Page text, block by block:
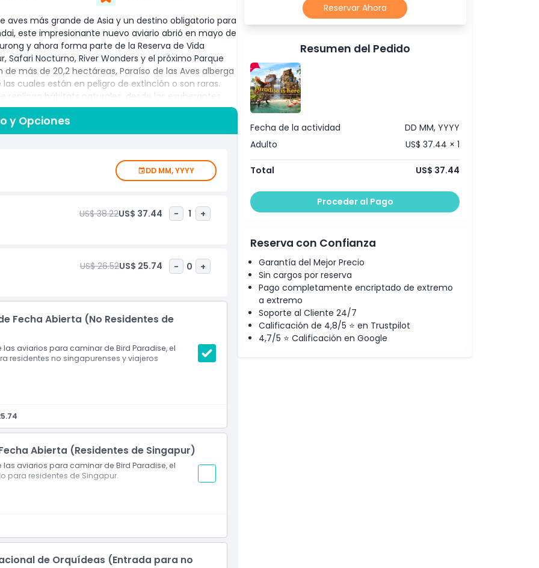
aves más grande de Asia y un destino obligatorio para
este impresionante nuevo aviario abrió en mayo de
y ahora forma parte de la Reserva de Vida
Safari Nocturno, River Wonders y el próximo Parque
más de 20,2 hectáreas, Paraíso de las Aves alberga
cuales están en peligro de extinción o son raras.
hábitats naturales, desde las exuberantes
de agua dulce, y observa a las aves en sus
inolvidables mientras bandadas vibrantes vuelan
de las vistas panorámicas a través de senderos
"Reyes del Cielo" a las 10 AM y 4 PM en la Arena
en el Anfiteatro de Aves. Visita lugares icónicos como
y patos durante sus horas más activas. Reserva
línea y disfruta encuentros cercanos con aves
y Opciones
DD MM, YYYY
US$ 38.22US$ 37.44 - 1 +
US$ 26.52US$ 25.74 - 0 +
Fecha Abierta (No Residentes de
aviarios para caminar de Bird Paradise, el
residentes no singapurenses y viajeros
Abierta (Residentes de Singapur)
aviarios para caminar de Bird Paradise, el
para residentes de Singapur.
de Orquídeas (Entrada para no
Reservar Ahora
Resumen del Pedido
Fecha de la actividad
DD MM, YYYY
Adulto
US$ 37.44 × 1
Total US$ 37.44
Proceder al Pago
Reserva con Confianza
Garantía del Mejor Precio
Sin cargos por reserva
Pago completamente encriptado de extremo
a extremo
Soporte al Cliente 24/7
Calificación de 4,8/5 ⭐ en Trustpilot
4,7/5 ⭐ Calificación en Google